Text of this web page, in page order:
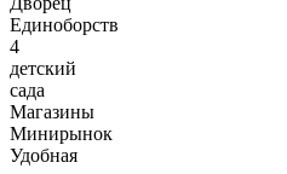
Единоборств
4
детский
сада
Магазины
Минирынок
Удобная